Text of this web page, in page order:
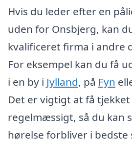
Hvis du leder efter en
uden for Onsbjerg, kan
kvalificeret firma i andre
For eksempel kan du få
i en by i Jylland, på Fyn
Det er vigtigt at få
regelmæssigt, så du kan
hørelse forbliver i bedste